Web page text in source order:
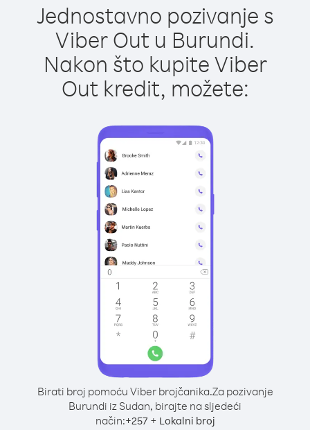
Jednostavno pozivanje s
Viber Out u Burundi.
Nakon što kupite Viber
Out kredit, možete:
Birati broj pomoću Viber brojčanika.Za pozivanje
Burundi iz Sudan, birajte na sljedeći
način:+257+ Lokalni broj